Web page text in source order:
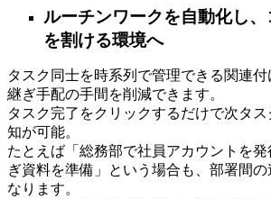
ルーチンワークを自動化し
を割ける環境へ
タスク同士を時系列で管理できる関連付
継ぎ手配の手間を削減できます。
タスク完了をクリックするだけで次タ
知が可能。
たとえば「総務部で社員アカウントを
ぎ資料を準備」という場合も、部署間
なります。